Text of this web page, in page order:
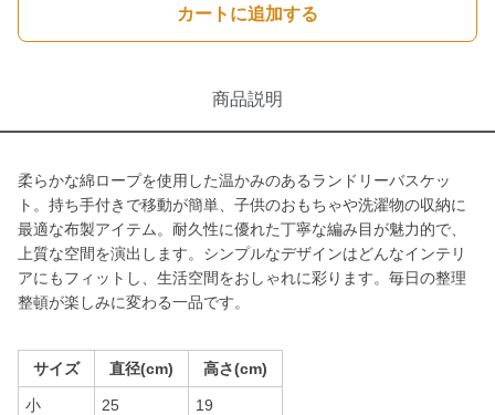
カートに追加する
商品説明
柔らかな綿ロープを使用した温かみのあるランドリーバスケッ
ト。持ち手付きで移動が簡単、子供のおもちゃや洗濯物の収納に
最適な布製アイテム。耐久性に優れた丁寧な編み目が魅力的で、
上質な空間を演出します。シンプルなデザインはどんなインテリ
アにもフィットし、生活空間をおしゃれに彩ります。毎日の整理
整頓が楽しみに変わる一品です。
サイズ 直径(cm) 高さ(cm)
小 25 19